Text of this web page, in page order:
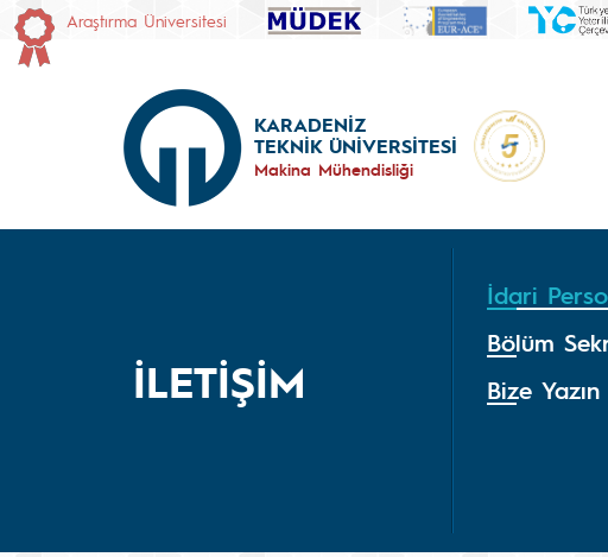
Araştırma Üniversitesi
KARADENİZ
TEKNİK ÜNİVERSİTESİ
Makina Mühendisliği
İLETİŞİM
İdari
Bölüm
Bize Yazın